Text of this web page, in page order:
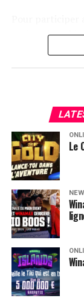
avoir qu’un
débloquées,
tous les
grande finale
Plus d’infos sur
Le